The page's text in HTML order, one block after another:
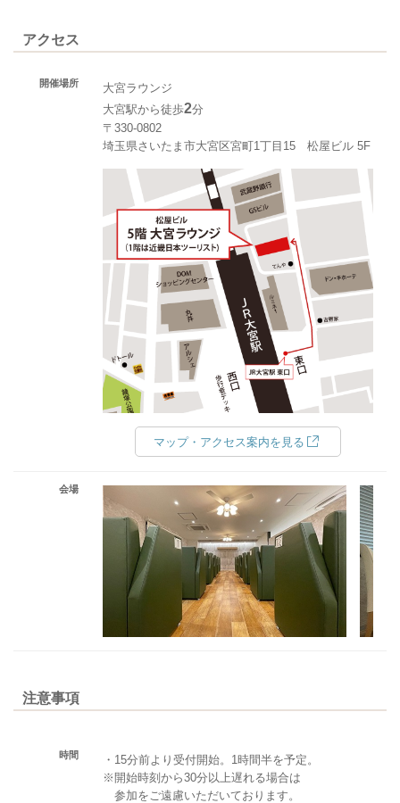
アクセス
開催場所
大宮ラウンジ
大宮駅から徒歩2分
〒330-0802
埼玉県さいたま市大宮区宮町1丁目15 松屋ビル 5F
マップ・アクセス案内を見る
会場
注意事項
時間
・15分前より受付開始。1時間半を予定。
※開始時刻から30分以上遅れる場合は
参加をご遠慮いただいております。